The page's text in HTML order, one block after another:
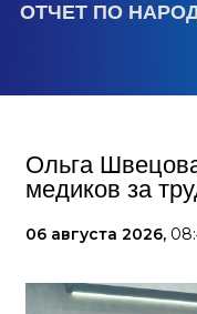
ОТЧЕТ ПО
Ольга
медиков за
06 августа 2026,